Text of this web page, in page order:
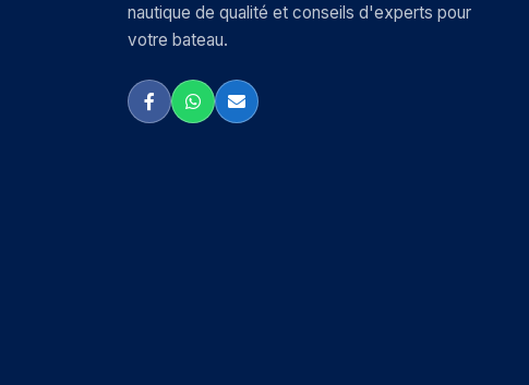
nautique de qualité et conseils d'experts pour
votre bateau.